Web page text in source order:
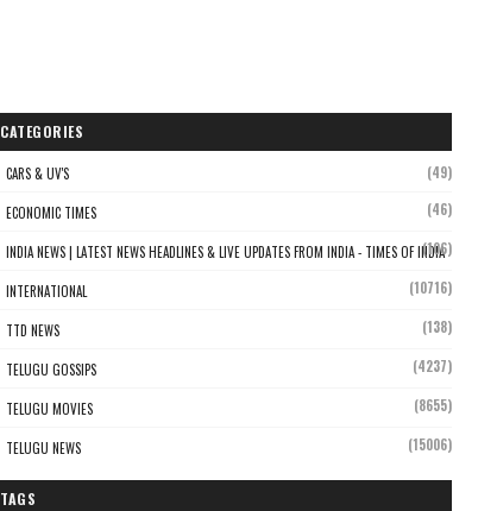
CATEGORIES
CARS & UV'S (49)
ECONOMIC TIMES (46)
INDIA NEWS | LATEST NEWS HEADLINES & LIVE UPDATES FROM INDIA - TIMES OF INDIA
(106)
INTERNATIONAL (10716)
TTD NEWS (138)
TELUGU GOSSIPS (4237)
TELUGU MOVIES (8655)
TELUGU NEWS (15006)
TAGS